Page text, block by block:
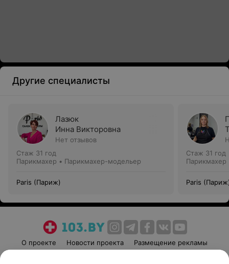
Другие специалисты
Лазюк
Инна Викторовна
Нет отзывов
Стаж 31 год
Парикмахер • Парикмахер-модельер
Paris (Париж)
Стаж 31 год
Парикмахер
Paris
О проекте Новости проекта
Размещение рекламы